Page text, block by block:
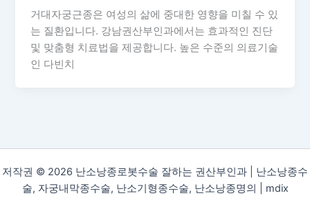
거대자궁근종은 여성의 삶에 중대한 영향을 미칠 수 있
는 질환입니다. 강남권산부인과에서는 효과적인 진단
및 맞춤형 치료법을 제공합니다. 높은 수준의 의료기술
인 다빈치
저작권 © 2026 난소낭종로봇수술 잘하는 권산부인과 | 난소낭종수
술, 자궁내막종수술, 난소기형종수술, 난소낭종명의 | mdix